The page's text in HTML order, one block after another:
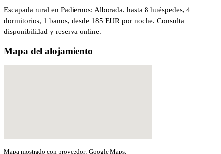
Escapada rural en Padiernos: Alborada. hasta 8 huéspedes, 4
dormitorios, 1 banos, desde 185 EUR por noche. Consulta
disponibilidad y reserva online.
Mapa del alojamiento
Mapa mostrado con proveedor: Google Maps.